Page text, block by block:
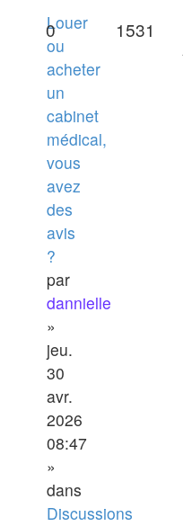
Louer
ou
acheter
un
cabinet
médical,
vous
avez
des
avis
?
par
dannielle
»
jeu.
30
avr.
2026
08:47
»
dans
Discussions
0 1531